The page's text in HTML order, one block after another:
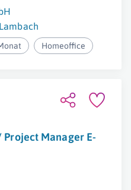
Homeoffice
Manager E-